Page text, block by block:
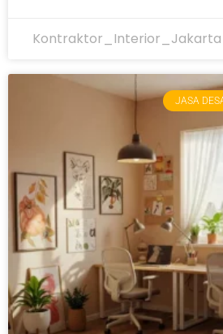
Kontraktor_Interior_Jakarta
JASA